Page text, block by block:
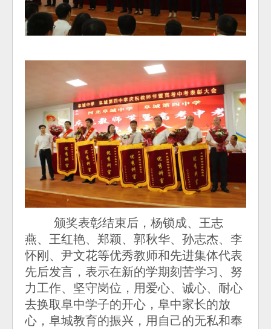
颁奖表彰结束后，杨锁成、王志
燕、王红艳、郑颖、郭秋华、孙志杰、李
怀刚、尹文花等优秀教师和先进集体代表
先后发言，表示在新的学期刻苦学习、努
力工作、坚守岗位，用爱心、诚心、耐心
去换取阜中学子的开心，阜中家长的放
心，阜城教育的振兴，用自己的无私和奉